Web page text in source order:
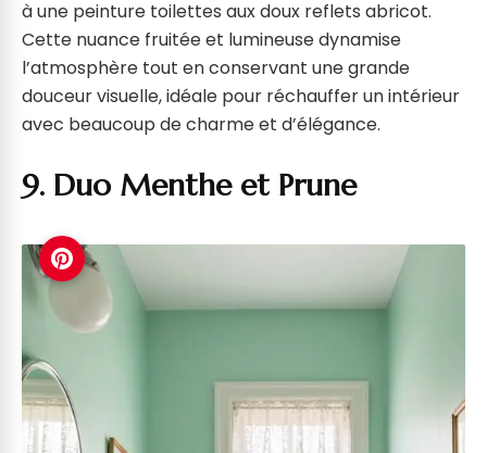
à une peinture toilettes aux doux reflets abricot.
Cette nuance fruitée et lumineuse dynamise
l’atmosphère tout en conservant une grande
douceur visuelle, idéale pour réchauffer un intérieur
avec beaucoup de charme et d’élégance.
9. Duo Menthe et Prune